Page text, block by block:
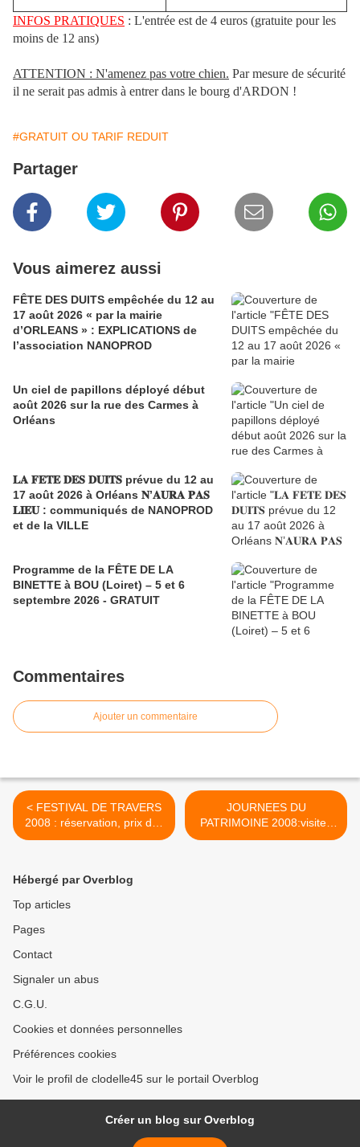
INFOS PRATIQUES : L'entrée est de 4 euros (gratuite pour les
moins de 12 ans)
ATTENTION : N'amenez pas votre chien. Par mesure de sécurité
il ne serait pas admis à entrer dans le bourg d'ARDON !
#GRATUIT OU TARIF REDUIT
Partager
Vous aimerez aussi
FÊTE DES DUITS empêchée du 12 au
17 août 2026 « par la mairie
d’ORLEANS » : EXPLICATIONS de
l’association NANOPROD
Un ciel de papillons déployé début
août 2026 sur la rue des Carmes à
Orléans
𝐋𝐀 𝐅𝐄𝐓𝐄 𝐃𝐄𝐒 𝐃𝐔𝐈𝐓𝐒 prévue du 12 au
17 août 2026 à Orléans 𝐍’𝐀𝐔𝐑𝐀 𝐏𝐀𝐒
𝐋𝐈𝐄𝐔 : communiqués de NANOPROD
et de la VILLE
Programme de la FÊTE DE LA
BINETTE à BOU (Loiret) – 5 et 6
septembre 2026 - GRATUIT
Commentaires
Ajouter un commentaire
< FESTIVAL DE TRAVERS
2008 : réservation, prix des
places
JOURNEES DU
PATRIMOINE 2008:visites
GRATUITES Orléans >
Hébergé par Overblog
Top articles
Pages
Contact
Signaler un abus
C.G.U.
Cookies et données personnelles
Préférences cookies
Voir le profil de clodelle45 sur le portail Overblog
Créer un blog sur Overblog